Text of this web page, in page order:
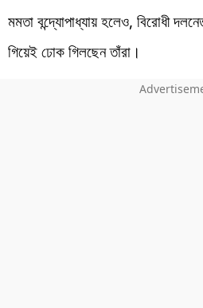
মমতা বন্দ্যোপাধ্যায় হলেও, বিরোধী
গিয়েই ঢোক গিলছেন তাঁরা।